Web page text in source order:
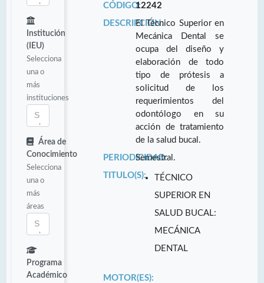
Institución
(IEU)
Selecciona
una o
más
instituciones
Área de
Conocimiento
Selecciona
una o
más
áreas
Programa
Académico
CÓDIGO:12242
DESCRIPCIÓN:El Técnico Superior en
Mecánica Dental se
ocupa del diseño y
elaboración de todo
tipo de prótesis a
solicitud de los
requerimientos del
odontólogo en su
acción de tratamiento
de la salud bucal.
PERIODICIDAD:
Semestral.
TITULO(S):
TÉCNICO
SUPERIOR EN
SALUD BUCAL:
MECÁNICA
DENTAL
MOTOR(ES):